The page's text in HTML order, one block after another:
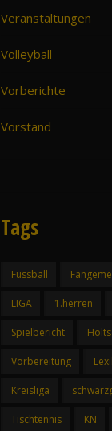
Veranstaltungen
Volleyball
Vorberichte
Vorstand
Tags
Fussball
LIGA 1.herren
Spielbericht
Vorbereitung
Kreisliga
Tischtennis KN